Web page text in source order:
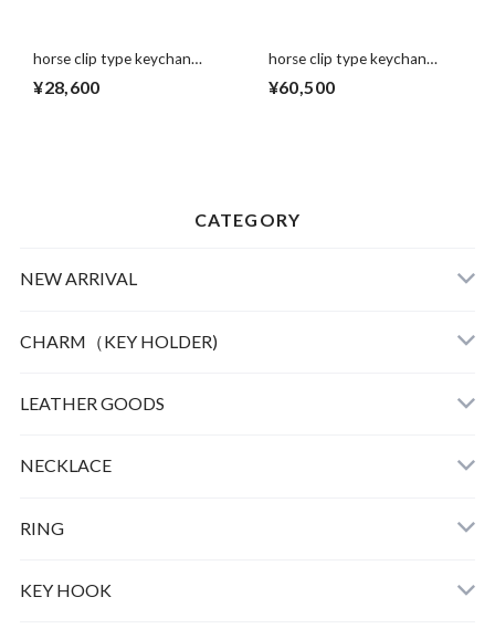
horse clip type keychan
¥28,600
horse clip type keychan
¥60,500
CATEGORY
NEW ARRIVAL
LEATHER
CLOTHING
CHARM（KEY HOLDER)
LEATHER GOODS
NECKLACE
GOOD LIFE CHARM
BULL DOG
RING
KEY HOOK